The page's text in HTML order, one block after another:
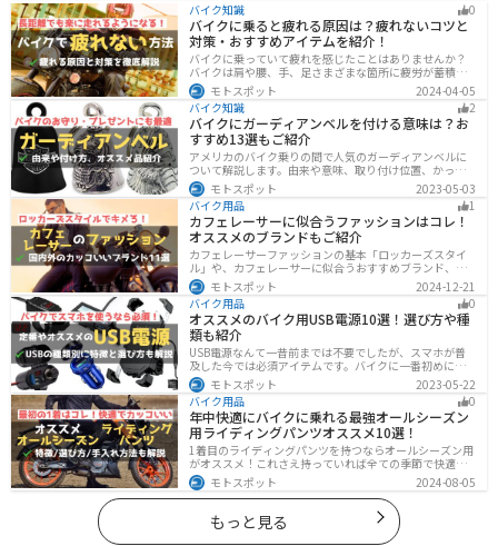
バイク知識 0
バイクに乗ると疲れる原因は？疲れないコツと
対策・おすすめアイテムを紹介！
バイクに乗っていて疲れを感じたことはありませんか？
バイクは肩や腰、手、足さまざまな箇所に疲労が蓄積し
やすい乗り物です。できるなら楽に乗りたいですよね。
原因を知り対策を重ねておけば今よりもっと快適に走行
することができます。
モトスポット
2024-04-05
バイク知識
2
バイクにガーディアンベルを付ける意味は？お
すすめ13選もご紹介
アメリカのバイク乗りの間で人気のガーディアンベルに
ついて解説します。由来や意味、取り付け位置、かっこ
いいオススメのガーディアンベルも紹介します。自分用
のお守りとしてだけでなく、プレゼントとしても最適な
ので、気になっている人は参考にしてみてください。
モトスポット
2023-05-03
バイク用品
1
カフェレーサーに似合うファッションはコレ！
オススメのブランドもご紹介
カフェレーサーファッションの基本「ロッカーズスタイ
ル」や、カフェレーサーに似合うおすすめブランド、定
番アイテムを詳しく紹介。個性を引き立てるコーデのコ
ツや季節に合ったアイテム選び、愛車とのマッチング方
法も解説します。
モトスポット
2024-12-21
バイク用品
0
オススメのバイク用USB電源10選！選び方や種
類も紹介
USB電源なんて一昔前までは不要でしたが、スマホが普
及した今では必須アイテムです。バイクに一番初めにつ
けたいグッズです。この記事では、そんなバイク用USB電
源の種類や選び方、オススメ商品を厳選して紹介します
ので、ぜひ参考にしてください。
モトスポット
2023-05-22
バイク用品
0
年中快適にバイクに乗れる最強オールシーズン
用ライディングパンツオススメ10選！
1着目のライディングパンツを持つならオールシーズン用
がオススメ！これさえ持っていれば全ての季節で快適に
ツーリングできます。快適性だけでなく、機能性やデザ
インに優れたものも多くあるので、安全にカッコよくバ
イクに乗りたい人は是非持っておきましょう。
モトスポット 2024-08-05
もっと見る